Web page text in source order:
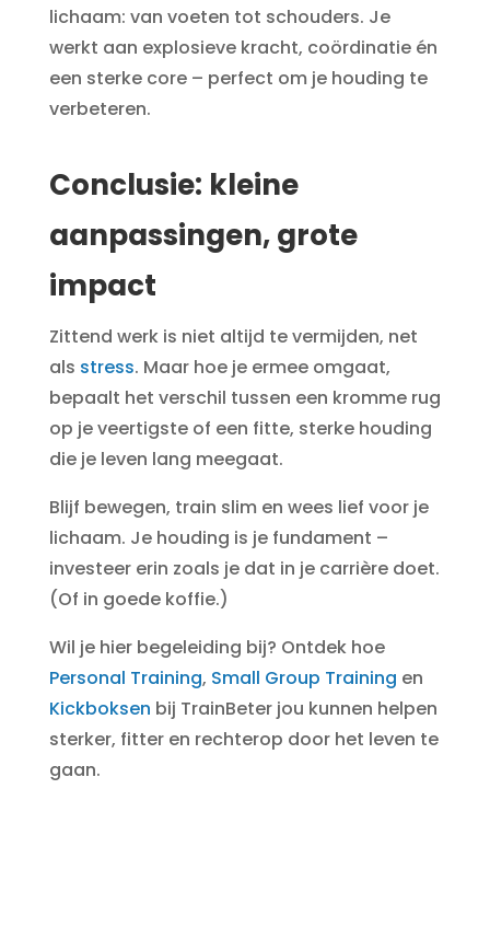
lichaam: van voeten tot schouders. Je
werkt aan explosieve kracht, coördinatie én
een sterke core – perfect om je houding te
verbeteren.
Conclusie: kleine
aanpassingen, grote
impact
Zittend werk is niet altijd te vermijden, net
als stress. Maar hoe je ermee omgaat,
bepaalt het verschil tussen een kromme rug
op je veertigste of een fitte, sterke houding
die je leven lang meegaat.
Blijf bewegen, train slim en wees lief voor je
lichaam. Je houding is je fundament –
investeer erin zoals je dat in je carrière doet.
(Of in goede koffie.)
Wil je hier begeleiding bij? Ontdek hoe
Personal Training, Small Group Training en
Kickboksen bij TrainBeter jou kunnen helpen
sterker, fitter en rechterop door het leven te
gaan.